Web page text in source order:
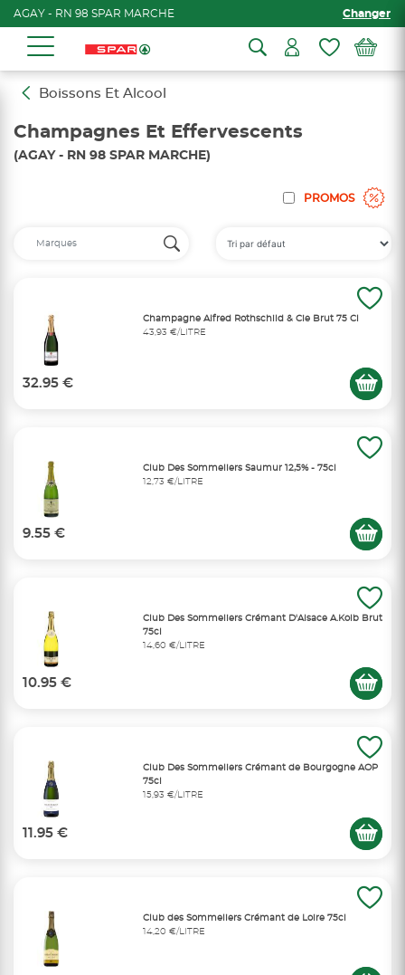
AGAY - RN 98 SPAR MARCHE Changer
Boissons Et Alcool
Champagnes Et Effervescents
(AGAY - RN 98 SPAR MARCHE)
PROMOS
Champagne Alfred Rothschild & Cie Brut 75 Cl
43,93 €/LITRE
32.95 €
Club Des Sommeliers Saumur 12,5% - 75cl
12,73 €/LITRE
9.55 €
Club Des Sommeliers Crémant D'Alsace A.Kolb Brut
75cl
14,60 €/LITRE
10.95 €
Club Des Sommeliers Crémant de Bourgogne AOP
75cl
15,93 €/LITRE
11.95 €
Club des Sommeliers Crémant de Loire 75cl
14,20 €/LITRE